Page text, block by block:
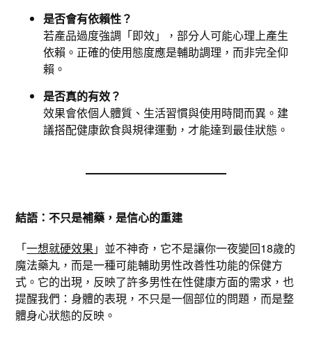
是否會有依賴性？
若產品過度強調「即效」，部分人可能心理上產生
依賴。正確的使用態度應是輔助調理，而非完全仰
賴。
是否真的有效？
效果會依個人體質、生活習慣與使用時間而異。建
議搭配健康飲食與規律運動，才能達到最佳狀態。
結語：不只是補藥，是信心的重建
「一想就硬效果 」並不神奇，它不是讓你一夜變回18歲的
魔法藥丸，而是一種可能輔助男性改善性功能的保健方
式。它的出現，反映了許多男性在性健康方面的需求，也
提醒我們：身體的表現，不只是一個部位的問題，而是整
體身心狀態的反映。